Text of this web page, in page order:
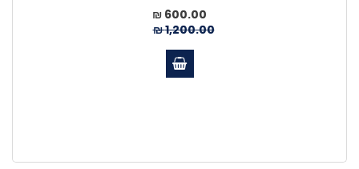
מחיר
מיוחד
600.00 ₪
1,200.00 ₪